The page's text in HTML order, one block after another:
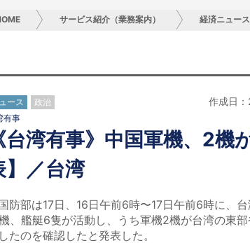
サービス紹介（業務案内） 経済ニュース
ース 政治 作成日
有事
台湾有事》中国軍機、2機
】／台湾
防部は17日、16日午前6時〜17日午前6時に、
、艦艇6隻が活動し、うち軍機2機が台湾の東
たのを確認したと発表した。